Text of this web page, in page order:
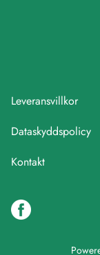
Leveransvillkor
Dataskyddspolicy
Kontakt